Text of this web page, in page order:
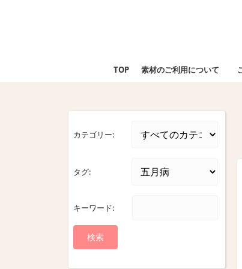
TOP 素材のご利用について
カテゴリー:
タグ:
キーワード: